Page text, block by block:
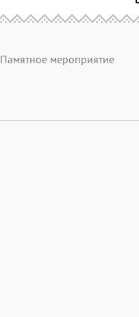
Памятное мероприятие